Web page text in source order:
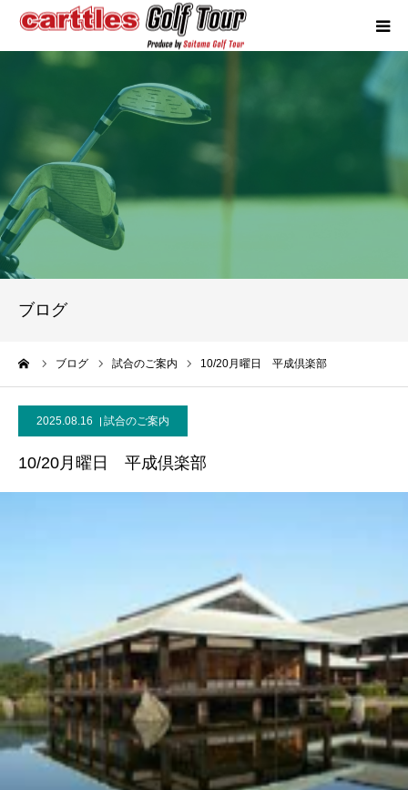
ブログ
ブログ 試合のご案内 10/20月曜日 平成倶楽部
2025.08.16 試合のご案内
10/20月曜日 平成倶楽部
競技概要
年間スケジュール
試合報告